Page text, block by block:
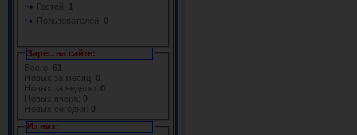
Гостей: 1
Пользователей: 0
Зарег. на сайте:
Всего: 61
Новых за месяц: 0
Новых за неделю: 0
Новых вчера: 0
Новых сегодня: 0
Из них: